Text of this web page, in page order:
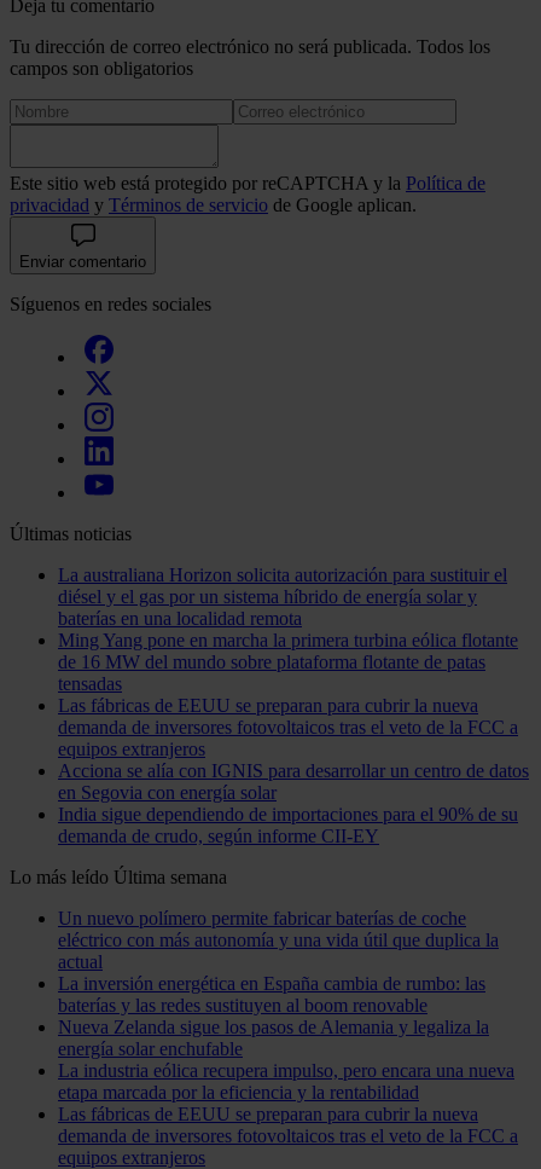
Deja tu comentario
Tu dirección de correo electrónico no será publicada. Todos los
campos son obligatorios
Este sitio web está protegido por reCAPTCHA y la Política de
privacidad y Términos de servicio de Google aplican.
Enviar comentario
Síguenos en redes sociales
Últimas noticias
La australiana Horizon solicita autorización para sustituir el
diésel y el gas por un sistema híbrido de energía solar y
baterías en una localidad remota
Ming Yang pone en marcha la primera turbina eólica flotante
de 16 MW del mundo sobre plataforma flotante de patas
tensadas
Las fábricas de EEUU se preparan para cubrir la nueva
demanda de inversores fotovoltaicos tras el veto de la FCC a
equipos extranjeros
Acciona se alía con IGNIS para desarrollar un centro de datos
en Segovia con energía solar
India sigue dependiendo de importaciones para el 90% de su
demanda de crudo, según informe CII-EY
Lo más leído Última semana
Un nuevo polímero permite fabricar baterías de coche
eléctrico con más autonomía y una vida útil que duplica la
actual
La inversión energética en España cambia de rumbo: las
baterías y las redes sustituyen al boom renovable
Nueva Zelanda sigue los pasos de Alemania y legaliza la
energía solar enchufable
La industria eólica recupera impulso, pero encara una nueva
etapa marcada por la eficiencia y la rentabilidad
Las fábricas de EEUU se preparan para cubrir la nueva
demanda de inversores fotovoltaicos tras el veto de la FCC a
equipos extranjeros